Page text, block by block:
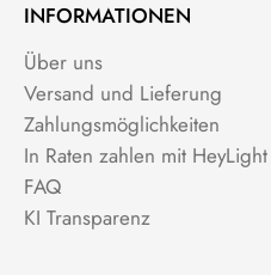
INFORMATIONEN
Über uns
Versand und Lieferung
Zahlungsmöglichkeiten
In Raten zahlen mit
FAQ
KI Transparenz